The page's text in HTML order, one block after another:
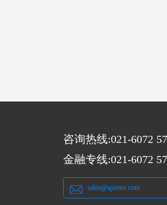
咨询热线:021-6072
金融专线:021-6072
sales@spasvo.com